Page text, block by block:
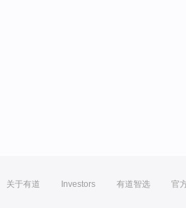
关于有道 Investors 有道智选 官